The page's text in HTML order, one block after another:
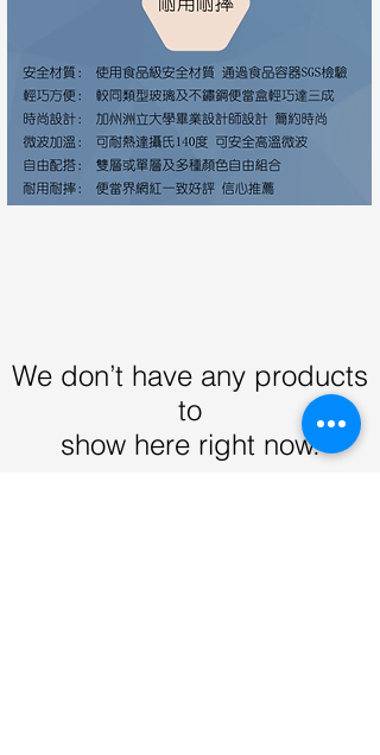
We don’t have any products
to
show here right now.